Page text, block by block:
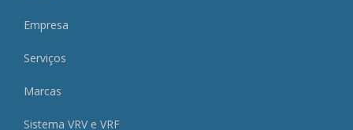
Empresa
Serviços
Marcas
Sistema VRV e VRF